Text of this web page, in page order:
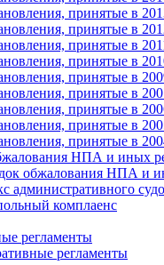
принятые в
принятые в
принятые в
принятые в
принятые в
принятые в
принятые в
принятые в
принятые в
НПА и иных
обжалования НПА и
административного
комплаенс
регламенты
регламенты